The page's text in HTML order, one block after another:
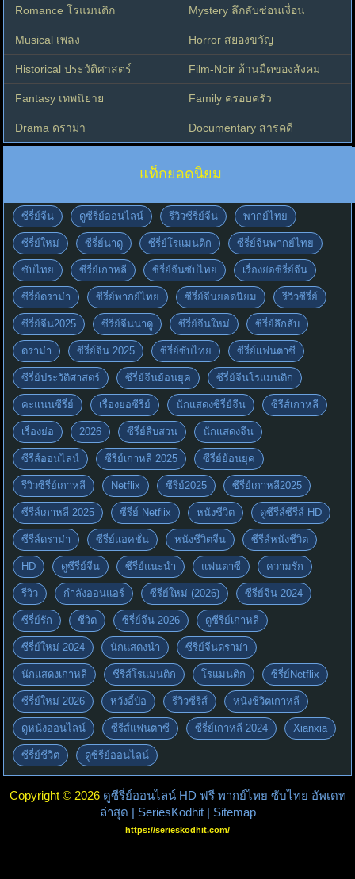
Romance โรแมนติก Mystery ลึกลับซ่อนเงื่อน
Musical เพลง Horror สยองขวัญ
Historical ประวัติศาสตร์ Film-Noir ด้านมืดของสังคม
Fantasy เทพนิยาย Family ครอบครัว
Drama ดราม่า Documentary สารคดี
แท็กยอดนิยม
ซีรี่ย์จีน ดูซีรี่ย์ออนไลน์ รีวิวซีรี่ย์จีน พากย์ไทย
ซีรี่ย์ใหม่ ซีรี่ย์น่าดู ซีรี่ย์โรแมนติก ซีรี่ย์จีนพากย์ไทย
ซับไทย ซีรี่ย์เกาหลี ซีรี่ย์จีนซับไทย เรื่องย่อซีรี่ย์จีน
ซีรี่ย์ดราม่า ซีรี่ย์พากย์ไทย ซีรี่ย์จีนยอดนิยม รีวิวซีรี่ย์
ซีรี่ย์จีน2025 ซีรี่ย์จีนน่าดู ซีรี่ย์จีนใหม่ ซีรี่ย์ลึกลับ
ดราม่า ซีรี่ย์จีน 2025 ซีรี่ย์ซับไทย ซีรี่ย์แฟนตาซี
ซีรี่ย์ประวัติศาสตร์ ซีรี่ย์จีนย้อนยุค ซีรี่ย์จีนโรแมนติก
คะแนนซีรี่ย์ เรื่องย่อซีรี่ย์ นักแสดงซีรี่ย์จีน ซีรีส์เกาหลี
เรื่องย่อ 2026 ซีรี่ย์สืบสวน นักแสดงจีน
ซีรีส์ออนไลน์ ซีรี่ย์เกาหลี 2025 ซีรี่ย์ย้อนยุค
รีวิวซีรี่ย์เกาหลี Netflix ซีรี่ย์2025 ซีรี่ย์เกาหลี2025
ซีรีส์เกาหลี 2025 ซีรี่ย์ Netflix หนังชีวิต ดูซีรีส์ซีรีส์ HD
ซีรีส์ดราม่า ซีรี่ย์แอคชั่น หนังชีวิตจีน ซีรีส์หนังชีวิต
HD ดูซีรี่ย์จีน ซีรี่ย์แนะนำ แฟนตาซี ความรัก
รีวิว กำลังออนแอร์ ซีรี่ย์ใหม่ (2026) ซีรี่ย์จีน 2024
ซีรี่ย์รัก ชีวิต ซีรี่ย์จีน 2026 ดูซีรี่ย์เกาหลี
ซีรี่ย์ใหม่ 2024 นักแสดงนำ ซีรี่ย์จีนดราม่า
นักแสดงเกาหลี ซีรีส์โรแมนติก โรแมนติก ซีรี่ย์Netflix
ซีรี่ย์ใหม่ 2026 หวังอี้ป๋อ รีวิวซีรีส์ หนังชีวิตเกาหลี
ดูหนังออนไลน์ ซีรีส์แฟนตาซี ซีรี่ย์เกาหลี 2024 Xianxia
ซีรี่ย์ชีวิต ดูซีรีย์ออนไลน์
Copyright © 2026 ดูซีรี่ย์ออนไลน์ HD ฟรี พากย์ไทย ซับไทย อัพเดท
ล่าสุด | SeriesKodhit | Sitemap
https://serieskodhit.com/